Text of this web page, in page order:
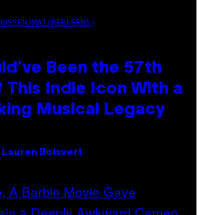
MAI/REDFERNS)
Been the 57th
This Indie Icon With a
Musical Legacy
Lauren Boisvert